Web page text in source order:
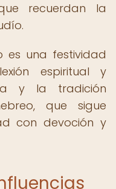
recuerdan la
es una festividad
espiritual y
y la tradición
que sigue
con devoción y